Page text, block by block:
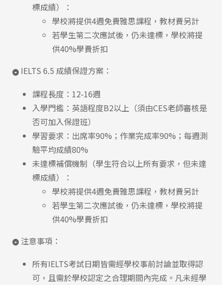
標成績）：
學校將提供4週免費雅思課程，教材費另計
若學生第二次應試後，仍未達標，學校將提
供40%學費折扣
IELTS 6.5 成績保證方案：
課程長度：12-16週
入學門檻：英語程度B2以上（須由CES老師審核是
否可加入保證班）
學習要求：出席率90%；作業完成率90%；每週測
驗平均成績80%
未達標補償機制（學生符合以上所有要求，但未達
標成績）：
學校將提供4週免費雅思課程，教材費另計
若學生第二次應試後，仍未達標，學校將提
供40%學費折扣
注意事項：
所有IELTS考試日期皆需經學校事前討論並取得認
可，且需於學校認定之合理期間內完成。凡未經學